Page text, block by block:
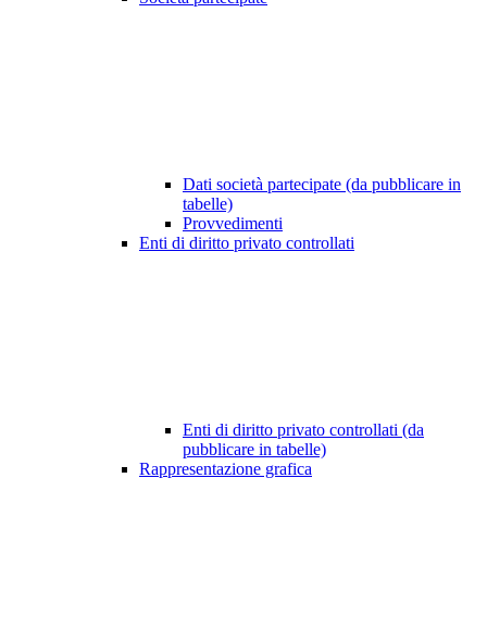
Dati società partecipate (da pubblicare in
tabelle)
Provvedimenti
Enti di diritto privato controllati
Enti di diritto privato controllati (da
pubblicare in tabelle)
Rappresentazione grafica